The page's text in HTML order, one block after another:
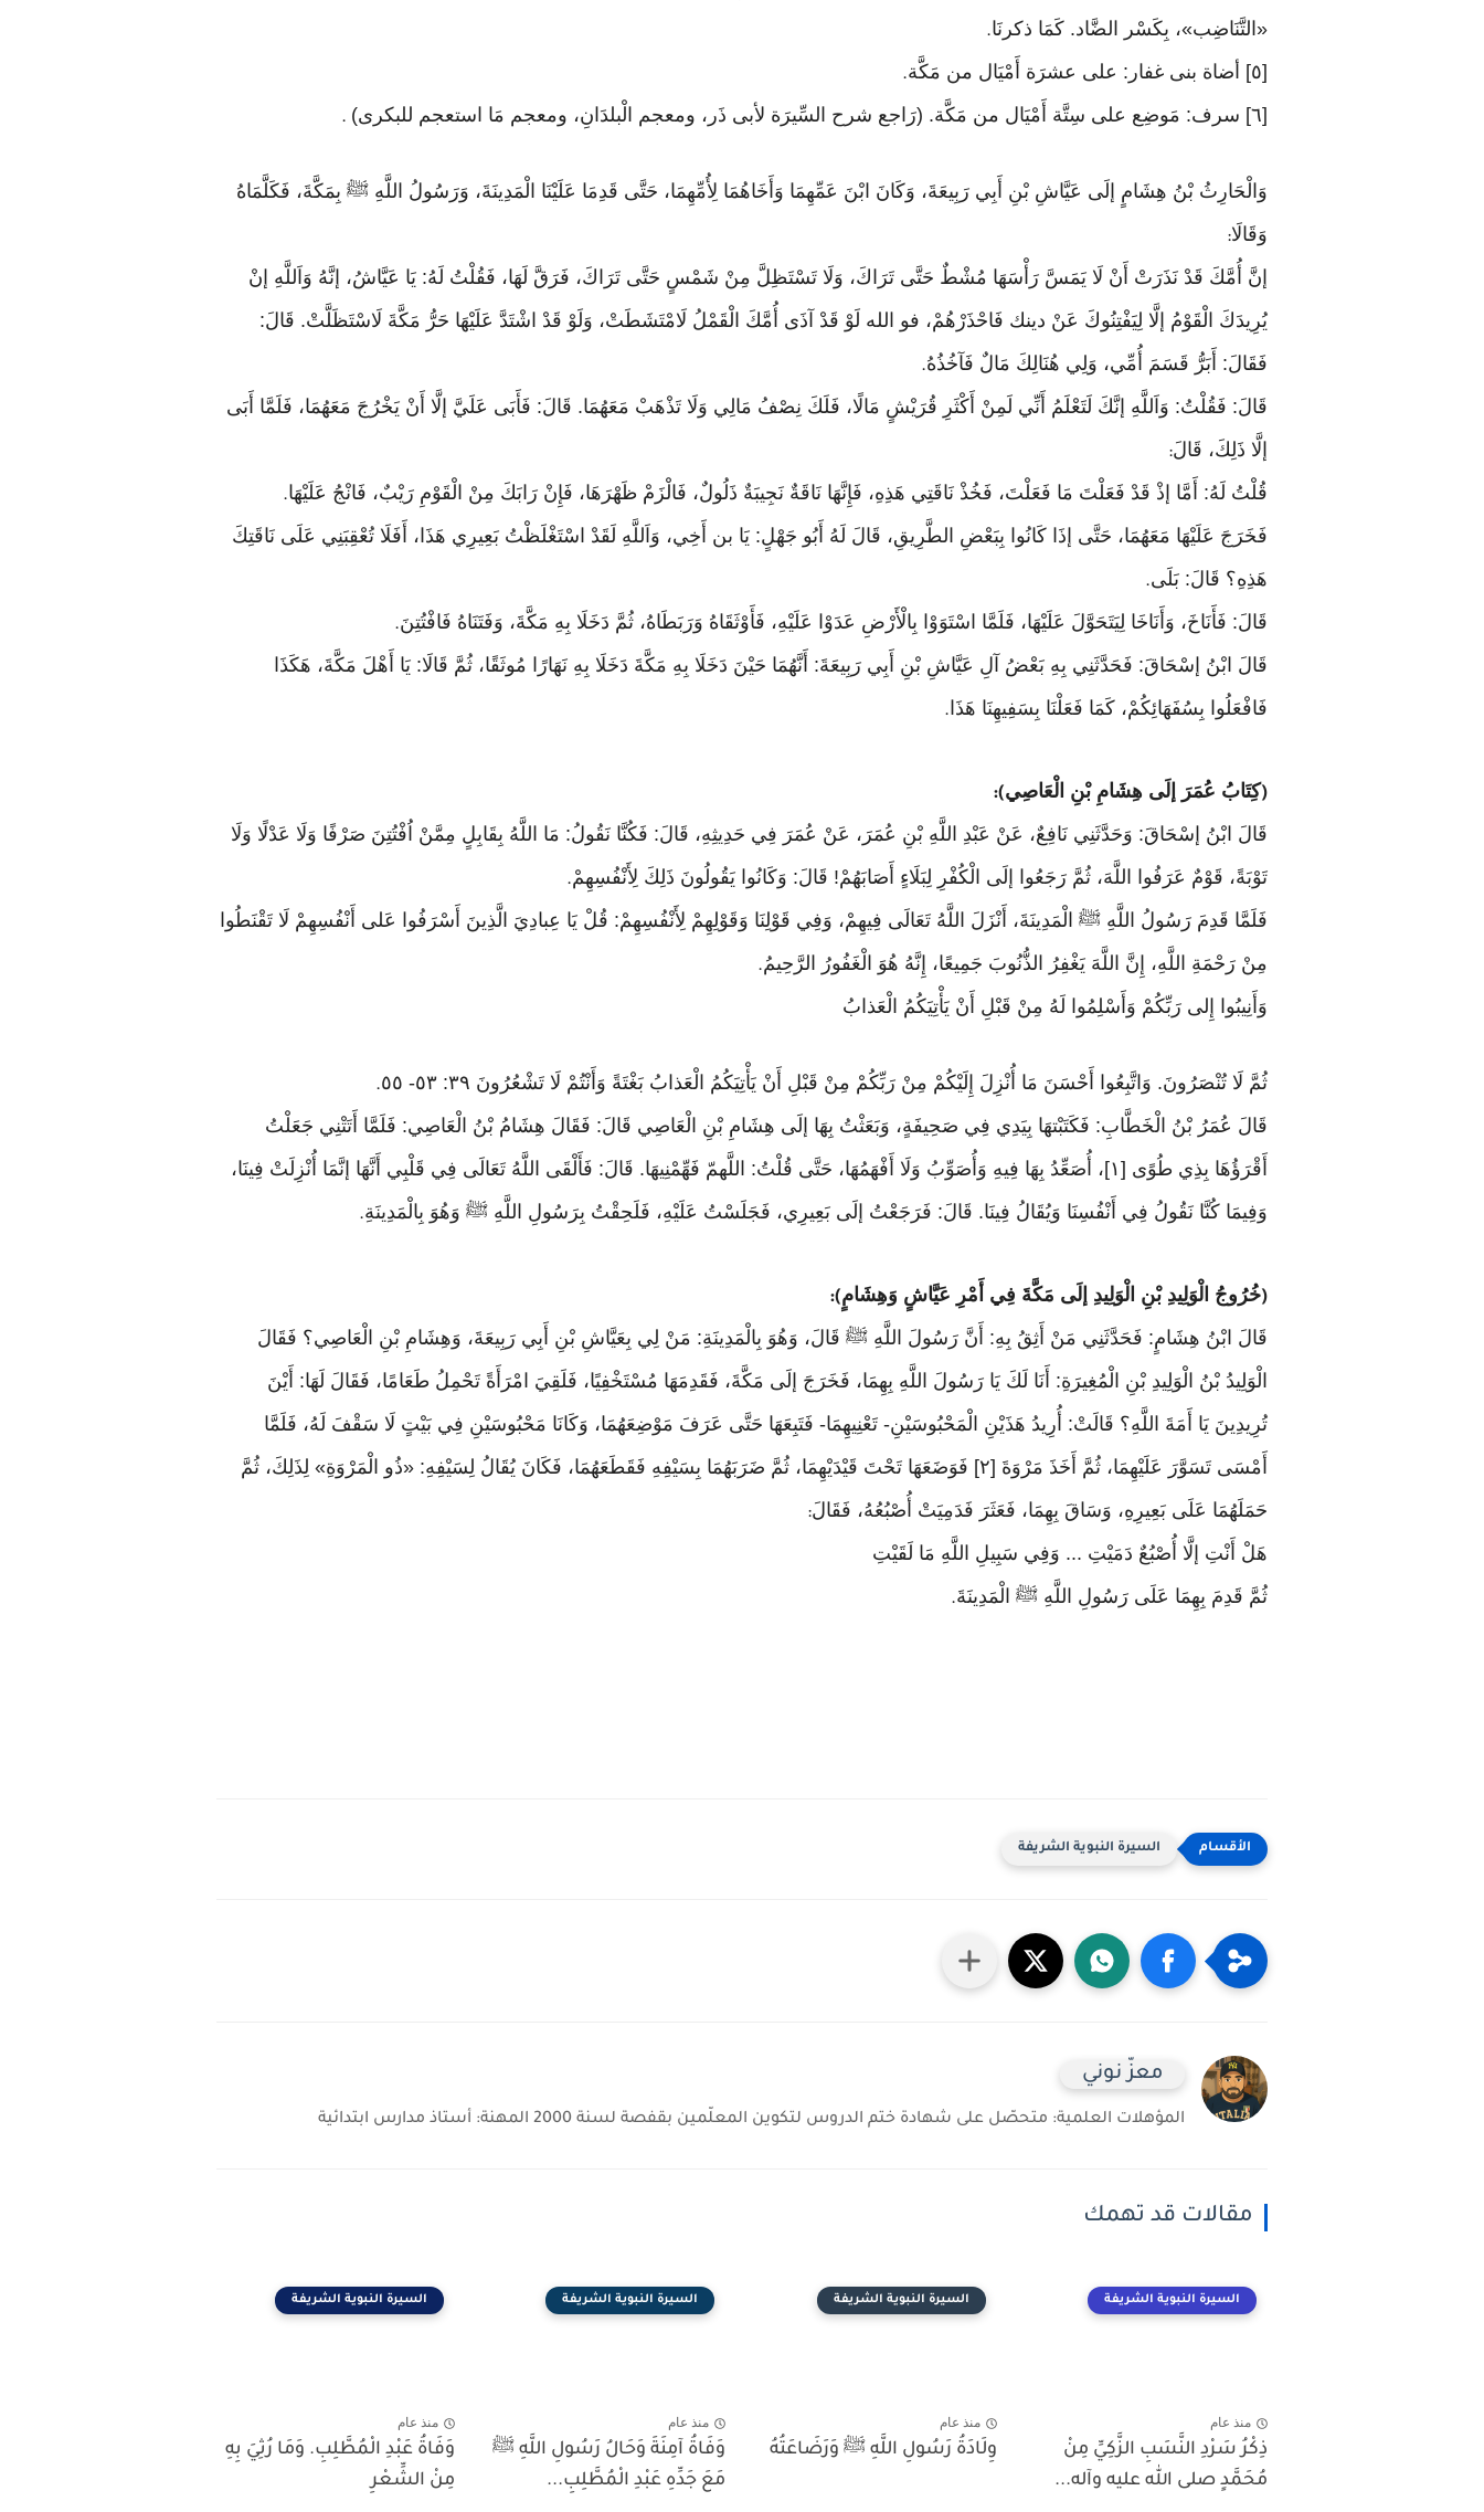
«التَّنَاضِب»، بِكَسْر الضَّاد. كَمَا ذكرنَا.
[٥] أضاة بنى غفار: على عشرَة أَمْيَال من مَكَّة .
[٦] سرف: مَوضِع على سِتَّة أَمْيَال من مَكَّة. (رَاجع شرح السِّيرَة لأبى ذَر، ومعجم الْبلدَانِ، ومعجم مَا استعجم للبكرى) .
وَالْحَارِثُ بْنُ هِشَامٍ إلَى عَيَّاشِ بْنِ أَبِي رَبِيعَةَ، وَكَانَ ابْنَ عَمِّهِمَا وَأَخَاهُمَا لِأُمِّهِمَا، حَتَّى قَدِمَا عَلَيْنَا الْمَدِينَةَ، وَرَسُولُ اللَّهِ ﷺ بِمَكَّةَ، فَكَلَّمَاهُ
وَقَالَا:
إنَّ أُمَّكَ قَدْ نَذَرَتْ أَنْ لَا يَمَسَّ رَأْسَهَا مُشْطٌ حَتَّى تَرَاكَ، وَلَا تَسْتَظِلَّ مِنْ شَمْسٍ حَتَّى تَرَاكَ، فَرَقَّ لَهَا، فَقُلْتُ لَهُ: يَا عَيَّاشُ، إنَّهُ وَاَللَّهِ إنْ
يُرِيدَكَ الْقَوْمُ إلَّا لِيَفْتِنُوكَ عَنْ دينك فَاحْذَرْهُمْ، فو الله لَوْ قَدْ آذَى أُمَّكَ الْقَمْلُ لَامْتَشَطَتْ، وَلَوْ قَدْ اشْتَدَّ عَلَيْهَا حَرُّ مَكَّةَ لَاسْتَظَلَّتْ. قَالَ:
فَقَالَ: أَبَرُّ قَسَمَ أُمِّي، وَلِي هُنَالِكَ مَالٌ فَآخُذُهُ.
قَالَ: فَقُلْتُ: وَاَللَّهِ إنَّكَ لَتَعْلَمُ أَنِّي لَمِنْ أَكْثَرِ قُرَيْشٍ مَالًا، فَلَكَ نِصْفُ مَالِي وَلَا تَذْهَبْ مَعَهُمَا. قَالَ: فَأَبَى عَلَيَّ إلَّا أَنْ يَخْرُجَ مَعَهُمَا، فَلَمَّا أَبَى
إلَّا ذَلِكَ، قَالَ:
قُلْتُ لَهُ: أَمَّا إذْ قَدْ فَعَلْتَ مَا فَعَلْتَ، فَخُذْ نَاقَتِي هَذِهِ، فَإِنَّهَا نَاقَةٌ نَجِيبَةٌ ذَلُولٌ، فَالْزَمْ ظَهْرَهَا، فَإِنْ رَابَكَ مِنْ الْقَوْمِ رَيْبٌ، فَانْجُ عَلَيْهَا.
فَخَرَجَ عَلَيْهَا مَعَهُمَا، حَتَّى إذَا كَانُوا بِبَعْضِ الطَّرِيقِ، قَالَ لَهُ أَبُو جَهْلٍ: يَا بن أَخِي، وَاَللَّهِ لَقَدْ اسْتَغْلَظْتُ بَعِيرِي هَذَا، أَفَلَا تُعْقِبَنِي عَلَى نَاقَتِكَ
هَذِهِ؟ قَالَ: بَلَى.
قَالَ: فَأَنَاخَ، وَأَنَاخَا لِيَتَحَوَّلَ عَلَيْهَا، فَلَمَّا اسْتَوَوْا بِالْأَرْضِ عَدَوْا عَلَيْهِ، فَأَوْثَقَاهُ وَرَبَطَاهُ، ثُمَّ دَخَلَا بِهِ مَكَّةَ، وَفَتَنَاهُ فَافْتُتِنَ.
قَالَ ابْنُ إسْحَاقَ: فَحَدَّثَنِي بِهِ بَعْضُ آلِ عَيَّاشِ بْنِ أَبِي رَبِيعَةَ: أَنَّهُمَا حَيْنَ دَخَلَا بِهِ مَكَّةَ دَخَلَا بِهِ نَهَارًا مُوثَقًا، ثُمَّ قَالَا: يَا أَهْلَ مَكَّةَ، هَكَذَا
فَافْعَلُوا بِسُفَهَائِكُمْ، كَمَا فَعَلْنَا بِسَفِيهِنَا هَذَا .
(كِتَابُ عُمَرَ إلَى هِشَامِ بْنِ الْعَاصِي):
قَالَ ابْنُ إسْحَاقَ: وَحَدَّثَنِي نَافِعٌ، عَنْ عَبْدِ اللَّهِ بْنِ عُمَرَ، عَنْ عُمَرَ فِي حَدِيثِهِ، قَالَ: فَكُنَّا نَقُولُ: مَا اللَّهُ بِقَابِلٍ مِمَّنْ اُفْتُتِنَ صَرْفًا وَلَا عَدْلًا وَلَا
تَوْبَةً، قَوْمٌ عَرَفُوا اللَّهَ، ثُمَّ رَجَعُوا إلَى الْكُفْرِ لِبَلَاءٍ أَصَابَهُمْ! قَالَ: وَكَانُوا يَقُولُونَ ذَلِكَ لِأَنْفُسِهِمْ.
فَلَمَّا قَدِمَ رَسُولُ اللَّهِ ﷺ الْمَدِينَةَ، أَنْزَلَ اللَّهُ تَعَالَى فِيهِمْ، وَفِي قَوْلِنَا وَقَوْلِهِمْ لِأَنْفُسِهِمْ: قُلْ يَا عِبادِيَ الَّذِينَ أَسْرَفُوا عَلى أَنْفُسِهِمْ لَا تَقْنَطُوا
مِنْ رَحْمَةِ اللَّهِ، إِنَّ اللَّهَ يَغْفِرُ الذُّنُوبَ جَمِيعًا، إِنَّهُ هُوَ الْغَفُورُ الرَّحِيمُ.
وَأَنِيبُوا إِلى رَبِّكُمْ وَأَسْلِمُوا لَهُ مِنْ قَبْلِ أَنْ يَأْتِيَكُمُ الْعَذابُ
ثُمَّ لَا تُنْصَرُونَ. وَاتَّبِعُوا أَحْسَنَ مَا أُنْزِلَ إِلَيْكُمْ مِنْ رَبِّكُمْ مِنْ قَبْلِ أَنْ يَأْتِيَكُمُ الْعَذابُ بَغْتَةً وَأَنْتُمْ لَا تَشْعُرُونَ ٣٩: ٥٣- ٥٥ .
قَالَ عُمَرُ بْنُ الْخَطَّابِ: فَكَتَبْتهَا بِيَدِي فِي صَحِيفَةٍ، وَبَعَثْتُ بِهَا إلَى هِشَامِ بْنِ الْعَاصِي قَالَ: فَقَالَ هِشَامُ بْنُ الْعَاصِي: فَلَمَّا أَتَتْنِي جَعَلْتُ
أَقْرَؤُهَا بِذِي طُوًى [١]، أُصَعِّدُ بِهَا فِيهِ وَأُصَوِّبُ وَلَا أَفْهَمُهَا، حَتَّى قُلْتُ: اللَّهمّ فَهِّمْنِيهَا. قَالَ: فَأَلْقَى اللَّهُ تَعَالَى فِي قَلْبِي أَنَّهَا إنَّمَا أُنْزِلَتْ فِينَا،
وَفِيمَا كُنَّا نَقُولُ فِي أَنْفُسِنَا وَيُقَالُ فِينَا. قَالَ: فَرَجَعْتُ إلَى بَعِيرِي، فَجَلَسْتُ عَلَيْهِ، فَلَحِقْتُ بِرَسُولِ اللَّهِ ﷺ وَهُوَ بِالْمَدِينَةِ.
(خُرُوجُ الْوَلِيدِ بْنِ الْوَلِيدِ إلَى مَكَّةَ فِي أَمْرِ عَيَّاشٍ وَهِشَامٍ):
قَالَ ابْنُ هِشَامٍ: فَحَدَّثَنِي مَنْ أَثِقُ بِهِ: أَنَّ رَسُولَ اللَّهِ ﷺ قَالَ، وَهُوَ بِالْمَدِينَةِ: مَنْ لِي بِعَيَّاشِ بْنِ أَبِي رَبِيعَةَ، وَهِشَامِ بْنِ الْعَاصِي؟ فَقَالَ
الْوَلِيدُ بْنُ الْوَلِيدِ بْنِ الْمُغِيرَةِ: أَنَا لَكَ يَا رَسُولَ اللَّهِ بِهِمَا، فَخَرَجَ إلَى مَكَّةَ، فَقَدِمَهَا مُسْتَخْفِيًا، فَلَقِيَ امْرَأَةً تَحْمِلُ طَعَامًا، فَقَالَ لَهَا: أَيْنَ
تُرِيدِينَ يَا أَمَةَ اللَّهِ؟ قَالَتْ: أُرِيدُ هَذَيْنِ الْمَحْبُوسَيْنِ- تَعْنِيهِمَا- فَتَبِعَهَا حَتَّى عَرَفَ مَوْضِعَهُمَا، وَكَانَا مَحْبُوسَيْنِ فِي بَيْتٍ لَا سَقْفَ لَهُ، فَلَمَّا
أَمْسَى تَسَوَّرَ عَلَيْهِمَا، ثُمَّ أَخَذَ مَرْوَةَ [٢] فَوَضَعَهَا تَحْتَ قَيْدَيْهِمَا، ثُمَّ ضَرَبَهُمَا بِسَيْفِهِ فَقَطَعَهُمَا، فَكَانَ يُقَالُ لِسَيْفِهِ: «ذُو الْمَرْوَةِ» لِذَلِكَ، ثُمَّ
حَمَلَهُمَا عَلَى بَعِيرِهِ، وَسَاقَ بِهِمَا، فَعَثَرَ فَدَمِيَتْ أُصْبُعُهُ، فَقَالَ:
هَلْ أَنْتِ إلَّا أُصْبُعٌ دَمَيْتِ ... وَفِي سَبِيلِ اللَّهِ مَا لَقَيْتِ
ثُمَّ قَدِمَ بِهِمَا عَلَى رَسُولِ اللَّهِ ﷺ الْمَدِينَةَ.
السيرة النبوية الشريفة
معزّ نوني
المؤهلات العلمية: متحصّل على شهادة ختم الدروس لتكوين المعلّمين بقفصة لسنة 2000 المهنة: أستاذ مدارس ابتدائية
مقالات قد تهمك
السيرة النبوية الشريفة
منذ عام
ذِكْرُ سَرْدِ النَّسَبِ الزَّكِيِّ مِنْ
مُحَمَّدٍ صلى الله عليه وآله...
السيرة النبوية الشريفة
منذ عام
وِلَادَةُ رَسُولِ اللَّهِ ﷺ وَرَضَاعَتُهُ
السيرة النبوية الشريفة
منذ عام
وَفَاةُ آمِنَةَ وَحَالُ رَسُولِ اللَّهِ ﷺ
مَعَ جَدِّهِ عَبْدِ الْمُطَّلِبِ...
السيرة النبوية الشريفة
منذ عام
وَفَاةُ عَبْدِ الْمُطَّلِبِ. وَمَا رُثِيَ بِهِ
مِنْ الشِّعْرِ